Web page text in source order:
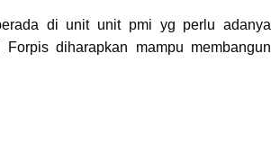
di unit unit pmi yg perlu adanya
diharapkan mampu membangun